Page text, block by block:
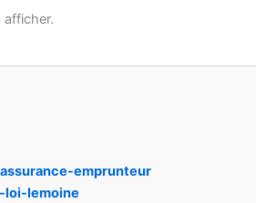
afficher.
emprunteur
loi-lemoine